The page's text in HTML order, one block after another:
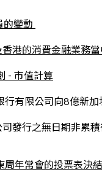
的變動
港的消費金融業務
- 市值計算
行有限公司向8億新
發行之無日期非累
周年常會的投票表決